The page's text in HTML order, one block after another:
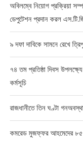
অবিলম্বে নিয়োগ প্রক্রিয়া
ডেপুটেশন প্রদান করল
৯ দফা দাবিকে সামনে রেখে
৭৪ তম প্রতিষ্ঠা দিবস
কর্মসূচি
রাজধানীতে তিন ঘণ্টা
কমরেড মুজফ্ফর আহমেদের ৮৫